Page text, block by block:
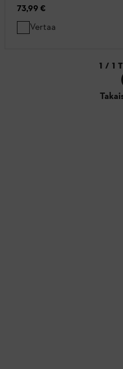
73,99 €
Vertaa
1 / 1